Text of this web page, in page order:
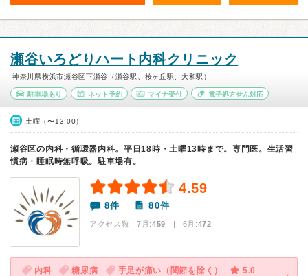
瀬谷いろどりハート内科クリニック
神奈川県横浜市瀬谷区下瀬谷（瀬谷駅、桜ヶ丘駅、大和駅）
駐車場あり ネット予約 マイナ受付 電子処方せん対応
土曜（〜13:00）
瀬谷区の内科・循環器内科。平日18時・土曜13時まで。専門医。生活習
慣病・睡眠時無呼吸。駐車場有。
4.59
8件 80件
アクセス数 7月:459 | 6月:472
内科 糖尿病 手足が痛い（関節を除く）
5.0